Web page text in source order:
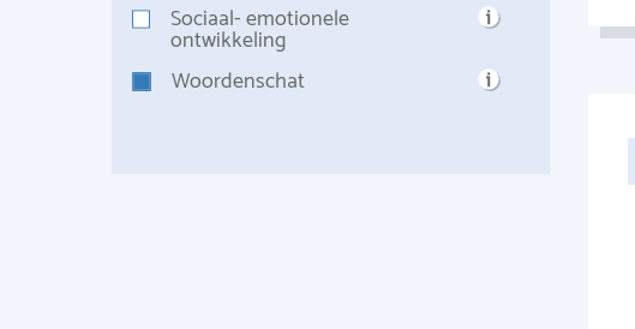
Sociaal- emotionele
ontwikkeling
Woordenschat